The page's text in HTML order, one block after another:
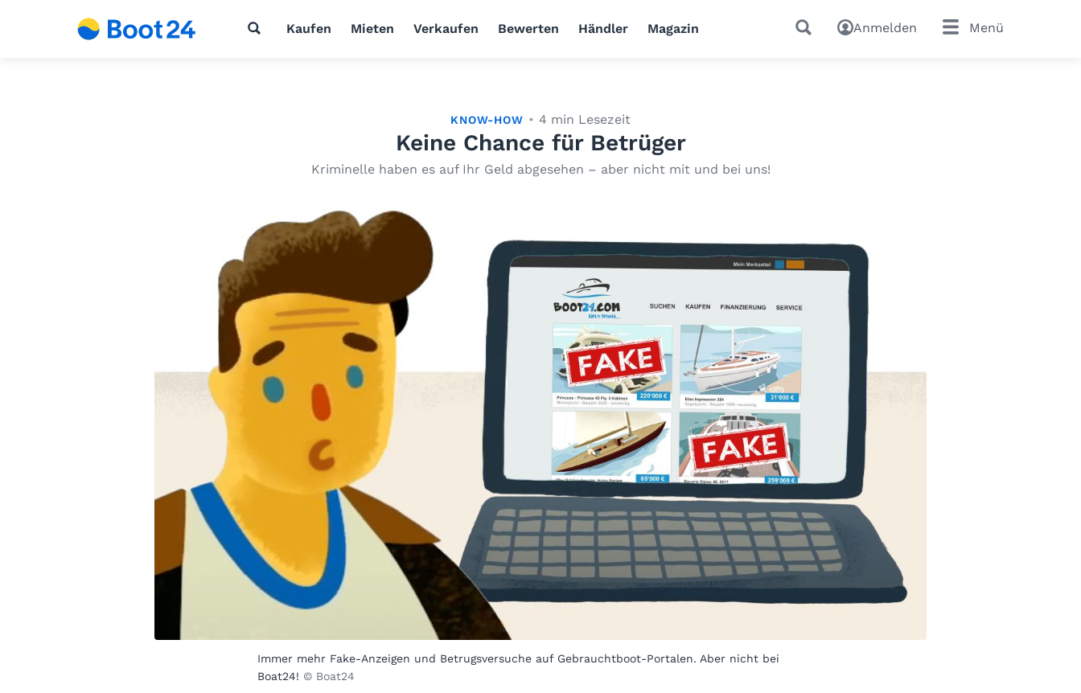
Kaufen Mieten Verkaufen Bewerten Händler Magazin Anmelden Menü
KNOW-HOW 4 min Lesezeit
Keine Chance für Betrüger
Kriminelle haben es auf Ihr Geld abgesehen – aber nicht mit und bei uns!
Immer mehr Fake-Anzeigen und Betrugsversuche auf Gebrauchtboot-Portalen. Aber nicht bei
Boat24! © Boat24